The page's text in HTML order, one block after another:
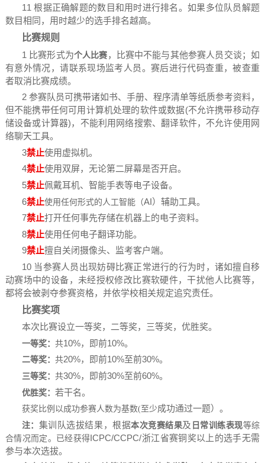
11 根据正确解题的数目和用时进行排名。如果多位队员解题
数目相同，用时越少的选手排名越高。
比赛规则
1 比赛形式为个人比赛，比赛中不能与其他参赛人员交谈；如
有意外情况，请联系现场监考人员。赛后进行代码查重，被查重
者取消比赛成绩。
2 参赛队员可携带诸如书、手册、程序清单等纸质参考资料，
但不能携带任何可用计算机处理的软件或数据(不允许携带移动存
储设备或计算器)，不能利用网络搜索、翻译软件，不允许使用网
络聊天工具。
3禁止使用虚拟机。
4禁止使用双屏，无论第二屏幕是否开启。
5禁止佩戴耳机、智能手表等电子设备。
6禁止使用任何形式的人工智能（AI）辅助工具。
7禁止打开任何事先存储在机器上的电子资料。
8禁止使用任何电子翻译功能。
9禁止擅自关闭摄像头、监考客户端。
10 当参赛人员出现妨碍比赛正常进行的行为时，诸如擅自移
动赛场中的设备，未经授权修改比赛软硬件，干扰他人比赛等，
都将会被剥夺参赛资格，并依学校相关规定追究责任。
比赛奖项
本次 比赛设立一等奖，二等奖，三等奖，优胜奖。
一等奖： 共10%，即前10%。
二等奖： 共20%，即前10%至前30%。
三等奖： 共30%，即前30%至前60%。
优胜奖： 若干名。
获奖比例以成功参赛人数为基数(至少成功通过一题） 。
注： 集训队选拔结果 ，根据本次竞赛结果及 日常训练表现等综
合情况而定。已经获得ICPC/CCPC/浙江省赛铜奖以上的选手无需
参与本次选拔。